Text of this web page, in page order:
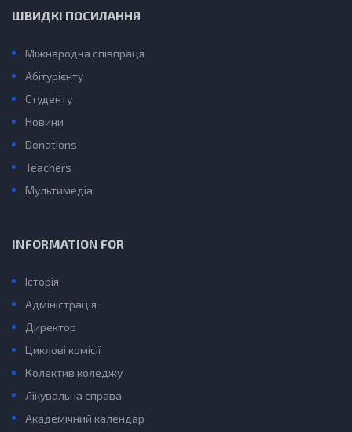
ШВИДКІ ПОСИЛАННЯ
Міжнародна співпраця
Абітурієнту
Студенту
Новини
Donations
Teachers
Мультимедіа
INFORMATION FOR
Історія
Адміністрація
Директор
Циклові комісії
Колектив коледжу
Лікувальна справа
Академічний календар